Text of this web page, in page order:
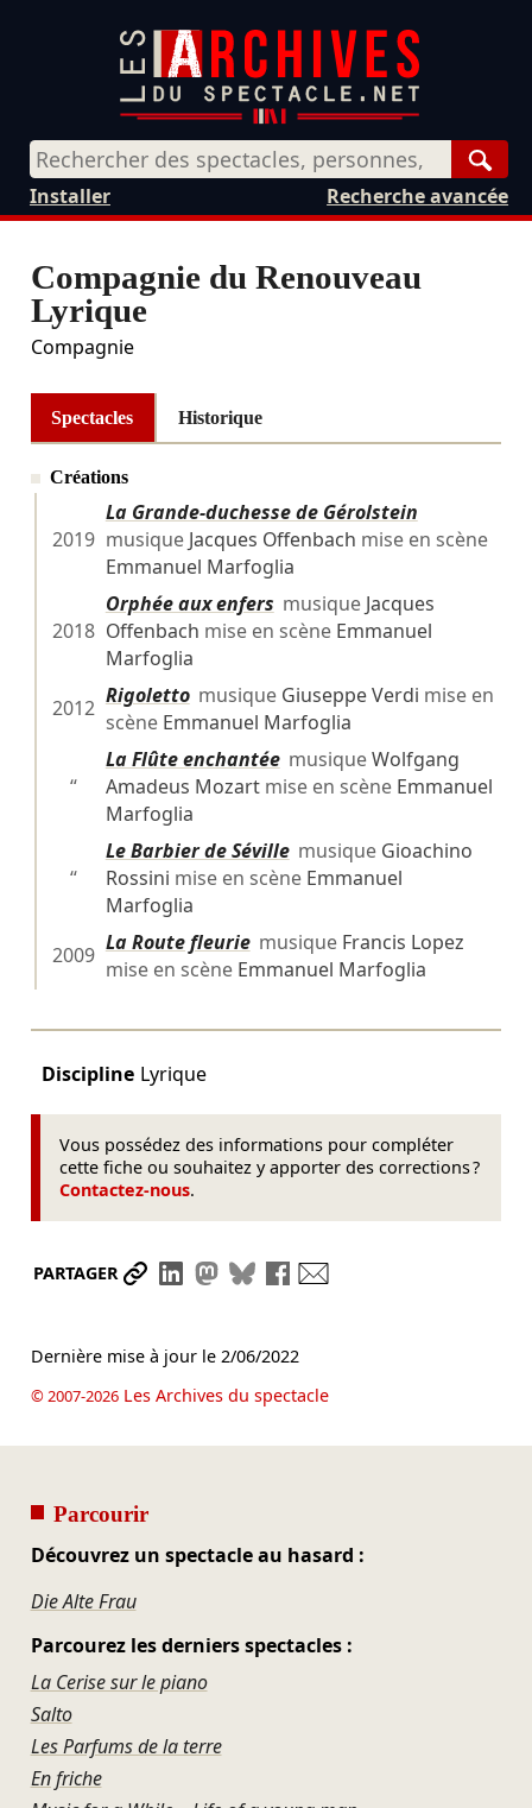
Recherche avancée
Installer
Compagnie du Renouveau
Lyrique
Compagnie
Spectacles Historique
Créations
2019
La Grande-duchesse de Gérolstein
musique Jacques Offenbach mise en scène
Emmanuel Marfoglia
2018
Orphée aux enfers musique Jacques
Offenbach mise en scène Emmanuel
Marfoglia
2012 Rigolettomusique Giuseppe Verdi mise en
scène Emmanuel Marfoglia
“
La Flûte enchantéemusiqueWolfgang
Amadeus Mozartmise en scène Emmanuel
Marfoglia
“
Le Barbier de Sévillemusique Gioachino
Rossini mise en scène Emmanuel
Marfoglia
2009 La Route fleuriemusique Francis Lopez
mise en scène Emmanuel Marfoglia
Discipline Lyrique
Vous possédez des informations pour compléter
cette fiche ou souhaitez y apporter des corrections ?
Contactez-nous.
PARTAGER Partager le lien
Partager sur LinkedIn
Partager sur Mastodon
Partager sur Bluesky
Partager sur Facebook
Dernière mise à jour le 2/06/2022
© 2007-2026Les Archives du spectacle
Parcourir
Découvrez un spectacle au hasard :
Die Alte Frau
Parcourez les derniers spectacles :
La Cerise sur le piano
Salto
Les Parfums de la terre
En friche